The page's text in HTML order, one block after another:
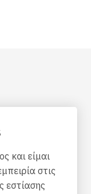
και είμαι
στις
εστίασης